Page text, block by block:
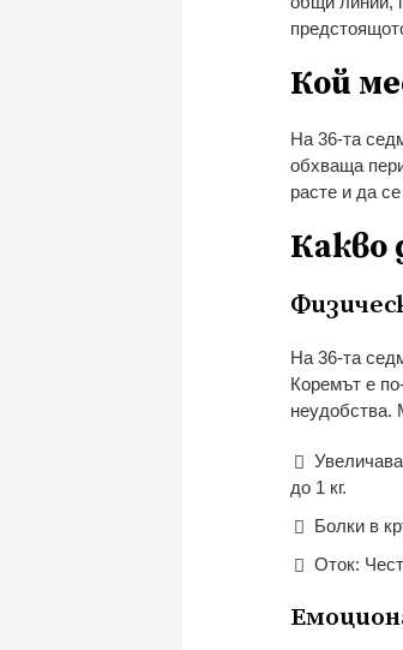
Кой
На 36-та
обхваща
расте и да
Какво
На 36-та
Коремът е
неудобства.
до 1 кг.
Болки в
Оток: